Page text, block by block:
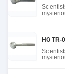
HG